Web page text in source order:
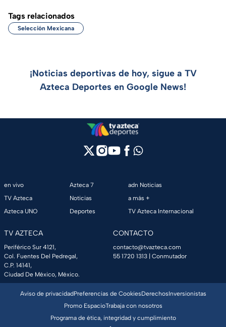
Tags relacionados
Selección Mexicana
¡Noticias deportivas de hoy, sigue a TV
Azteca Deportes en Google News!
en vivo
TV Azteca
Azteca UNO
Azteca 7
Noticias
Deportes
adn Noticias
a más +
TV Azteca Internacional
TV AZTECA
Periférico Sur 4121,
Col. Fuentes Del Pedregal,
C.P. 14141,
Ciudad De México, México.
CONTACTO
contacto@tvazteca.com
55 1720 1313 | Conmutador
Aviso de privacidadPreferencias de CookiesDerechosInversionistas
Promo EspacioTrabaja con nosotros
Programa de ética, integridad y cumplimiento